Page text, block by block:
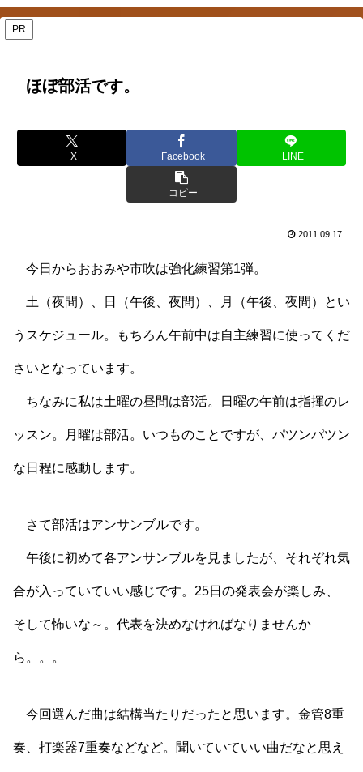
PR
ほぼ部活です。
X Facebook LINE
コピー
2011.09.17
今日からおおみや市吹は強化練習第1弾。
土（夜間）、日（午後、夜間）、月（午後、夜間）とい
うスケジュール。もちろん午前中は自主練習に使ってくだ
さいとなっています。
ちなみに私は土曜の昼間は部活。日曜の午前は指揮のレ
ッスン。月曜は部活。いつものことですが、パツンパツン
な日程に感動します。
さて部活はアンサンブルです。
午後に初めて各アンサンブルを見ましたが、それぞれ気
合が入っていていい感じです。25日の発表会が楽しみ、
そして怖いな～。代表を決めなければなりませんか
ら。。。
今回選んだ曲は結構当たりだったと思います。金管8重
奏、打楽器7重奏などなど。聞いていていい曲だなと思え